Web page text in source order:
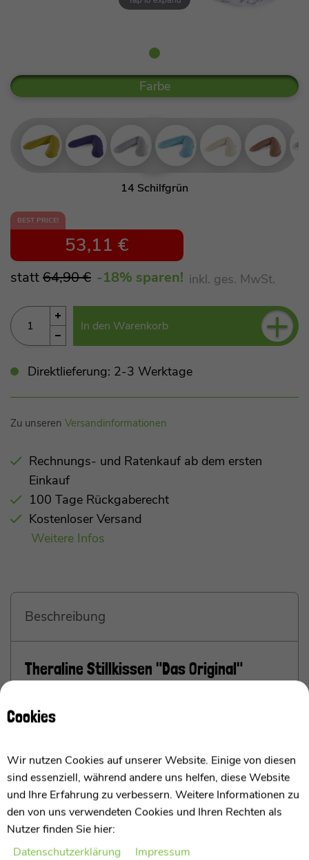
Farbe
14 Schilfgrün
BEST PRICE!
53,11 €
statt64,90 € -18% sparen! inkl. ges. MwSt.
In den Warenkorb +
Direktlieferung: 2-3 Werktage
Zu unseren Versandinformationen
Rechnungs- und Ratenkauf ab dem ersten
Einkauf
100 Tage Rückgaberecht
Kostenloser Versand
Weitere Infos
Beschreibung
Theraline Stillkissen "Das Original"
Das Stillkissen mit Mikro-Perlenfüllung von Theraline
ist der optimale Helfer für die unterschiedlichsten
Situationen.
Stillkissen Original von Theraline
Cookies
Wir nutzen Cookies auf unserer Website. Einige von diesen
sind essenziell, während andere uns helfen, diese Website
und Ihre Erfahrung zu verbessern. Weitere Informationen zu
den von uns verwendeten Cookies und Ihren Rechten als
Nutzer finden Sie hier:
Daten­schutz­erklärung
Impressum